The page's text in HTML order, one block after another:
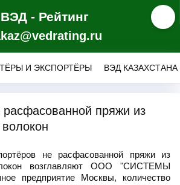
ВЭД - Рейтинг
И ЭКСПОРТЁРЫ ВЭД КАЗАХСТАНА
пряжи из
волокон
не расфасованной пряжи из
возглавляют ООО "СИСТЕМЫ
предприятие Москвы, количество